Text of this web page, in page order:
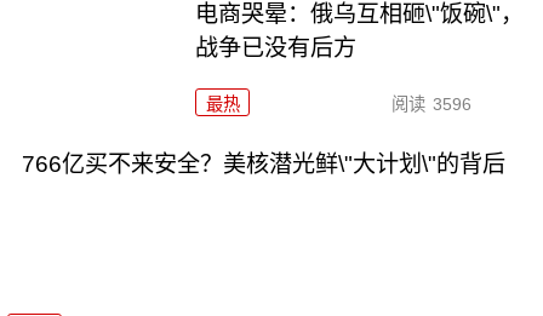
电商哭晕：俄乌互相砸\"饭碗\"，
战争已没有后方
最热 阅读 3596
766亿买不来安全？美核潜光鲜\"大计划\"的背后